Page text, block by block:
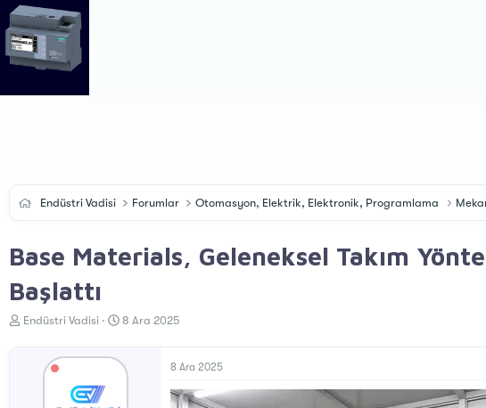
Endüstri Vadisi Forumlar Otomasyon, Elektrik, Elektronik, Programlama
Base Materials, Geleneksel Takım
Başlattı
K
Endüstri Vadisi
B
l
8 Ara 2025
8 Ara 2025